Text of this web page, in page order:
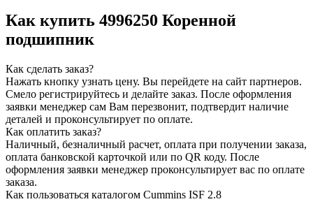
Как купить 4996250 Коренной
подшипник
Как сделать заказ?
Нажать кнопку узнать цену. Вы перейдете на сайт партнеров.
Смело регистрируйтесь и делайте заказ. После оформления
заявки менеджер сам Вам перезвонит, подтвердит наличие
деталей и проконсультирует по оплате.
Как оплатить заказ?
Наличный, безналичный расчет, оплата при получении заказа,
оплата банковской карточкой или по QR коду. После
оформления заявки менеджер проконсультирует вас по оплате
заказа.
Как пользоваться каталогом Cummins ISF 2.8